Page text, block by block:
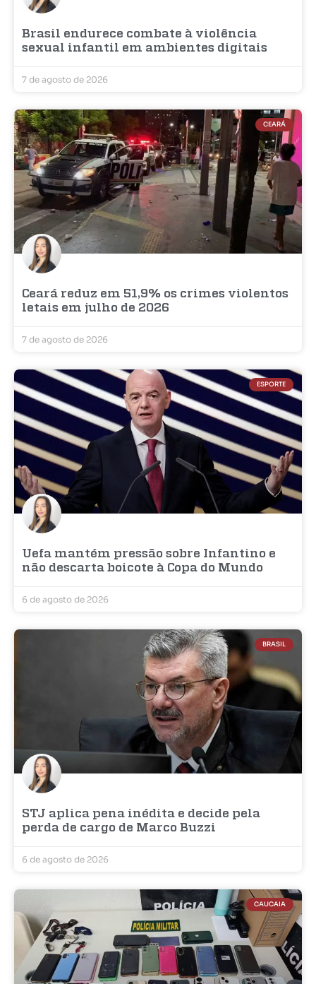
Brasil endurece combate à violência
sexual infantil em ambientes digitais
7 de agosto de 2026
CEARÁ
Ceará reduz em 51,9% os crimes violentos
letais em julho de 2026
7 de agosto de 2026
ESPORTE
Uefa mantém pressão sobre Infantino e
não descarta boicote à Copa do Mundo
6 de agosto de 2026
BRASIL
STJ aplica pena inédita e decide pela
perda de cargo de Marco Buzzi
6 de agosto de 2026
CAUCAIA